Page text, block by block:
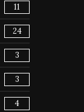
11
24
3
3
4